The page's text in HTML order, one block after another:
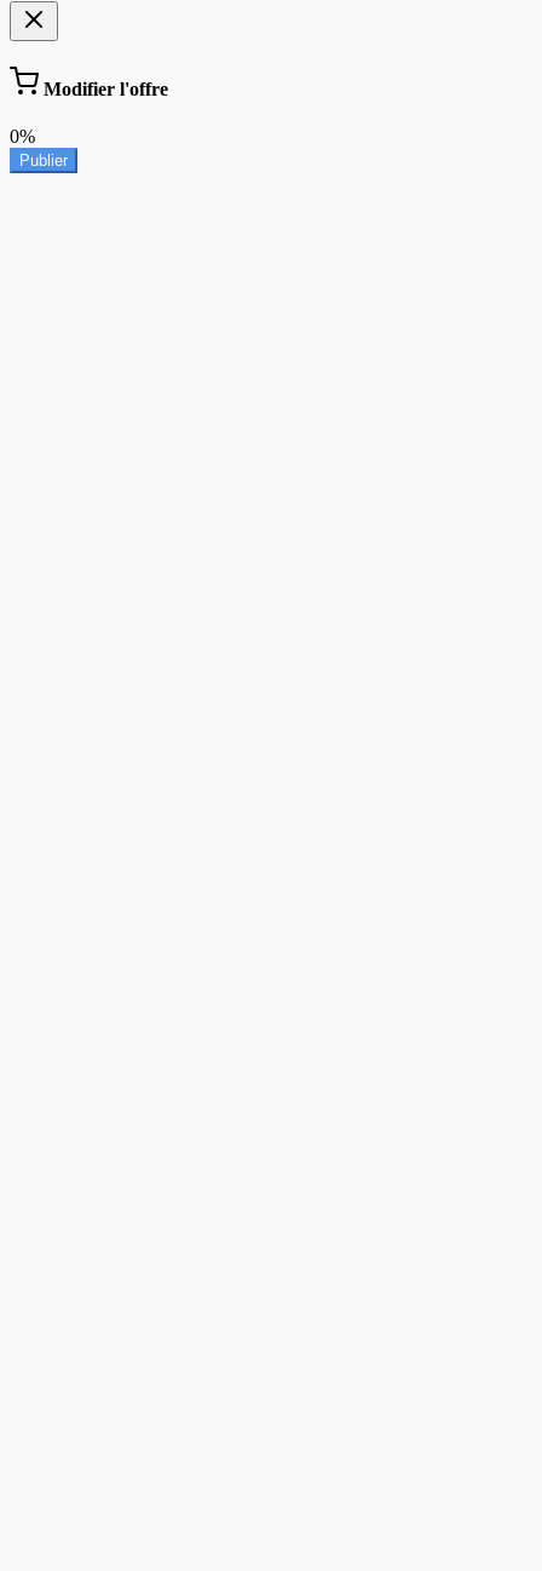
Modifier l'offre
0%
Publier